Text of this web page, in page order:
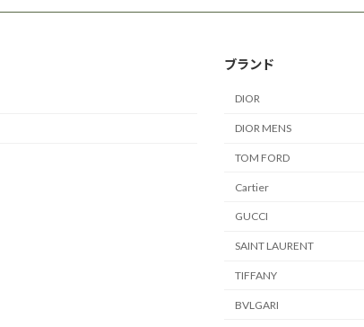
ブランド
DIOR
DIOR MENS
TOM FORD
Cartier
GUCCI
SAINT LAURENT
TIFFANY
BVLGARI